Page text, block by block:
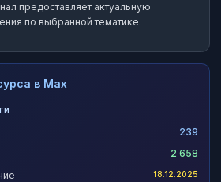
предоставляет актуальную
по выбранной тематике.
в Max
239
2 658
18.12.2025